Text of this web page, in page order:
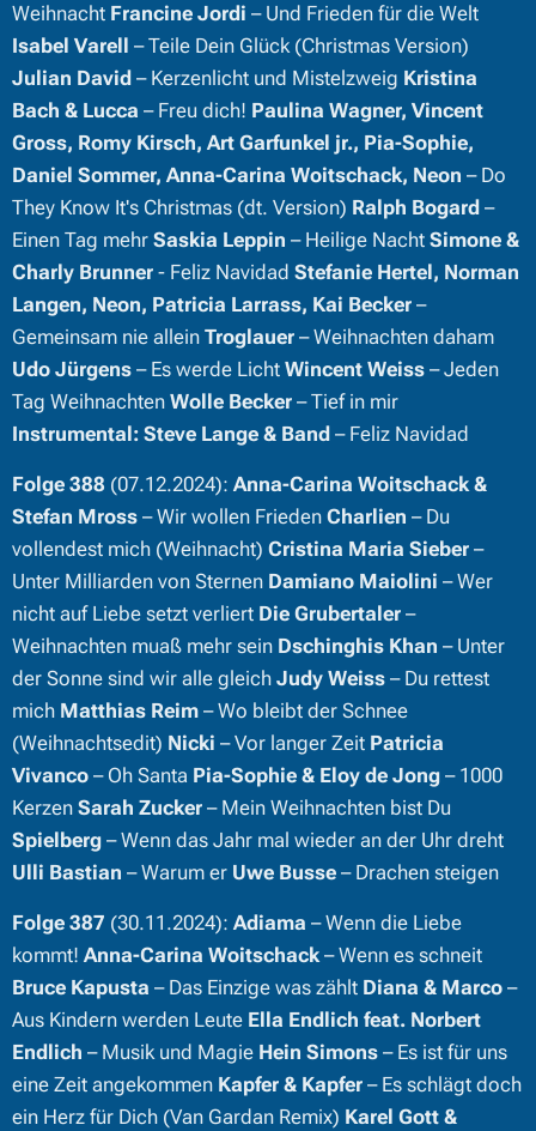
Weihnacht Francine Jordi – Und Frieden für die Welt
Isabel Varell – Teile Dein Glück (Christmas Version)
Julian David – Kerzenlicht und Mistelzweig Kristina
Bach & Lucca – Freu dich! Paulina Wagner, Vincent
Gross, Romy Kirsch, Art Garfunkel jr., Pia-Sophie,
Daniel Sommer, Anna-Carina Woitschack, Neon – Do
They Know It's Christmas (dt. Version) Ralph Bogard –
Einen Tag mehr Saskia Leppin – Heilige Nacht Simone &
Charly Brunner - Feliz Navidad Stefanie Hertel, Norman
Langen, Neon, Patricia Larrass, Kai Becker –
Gemeinsam nie allein Troglauer – Weihnachten daham
Udo Jürgens – Es werde Licht Wincent Weiss – Jeden
Tag Weihnachten Wolle Becker – Tief in mir
Instrumental: Steve Lange & Band – Feliz Navidad
Folge 388 (07.12.2024): Anna-Carina Woitschack &
Stefan Mross – Wir wollen Frieden Charlien – Du
vollendest mich (Weihnacht) Cristina Maria Sieber –
Unter Milliarden von Sternen Damiano Maiolini – Wer
nicht auf Liebe setzt verliert Die Grubertaler –
Weihnachten muaß mehr sein Dschinghis Khan – Unter
der Sonne sind wir alle gleich Judy Weiss – Du rettest
mich Matthias Reim – Wo bleibt der Schnee
(Weihnachtsedit) Nicki – Vor langer Zeit Patricia
Vivanco – Oh Santa Pia-Sophie & Eloy de Jong – 1000
Kerzen Sarah Zucker – Mein Weihnachten bist Du
Spielberg – Wenn das Jahr mal wieder an der Uhr dreht
Ulli Bastian – Warum er Uwe Busse – Drachen steigen
Folge 387 (30.11.2024): Adiama – Wenn die Liebe
kommt! Anna-Carina Woitschack– Wenn es schneit
Bruce Kapusta – Das Einzige was zählt Diana & Marco –
Aus Kindern werden Leute Ella Endlich feat. Norbert
Endlich – Musik und Magie Hein Simons – Es ist für uns
eine Zeit angekommen Kapfer & Kapfer – Es schlägt doch
ein Herz für Dich (Van Gardan Remix) Karel Gott &